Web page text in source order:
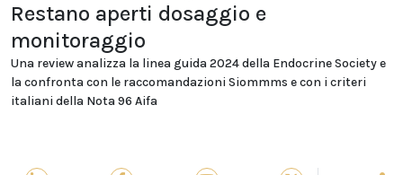
Restano aperti dosaggio e
monitoraggio
Una review analizza la linea guida 2024 della Endocrine Society e
la confronta con le raccomandazioni Siommms e con i criteri
italiani della Nota 96 Aifa